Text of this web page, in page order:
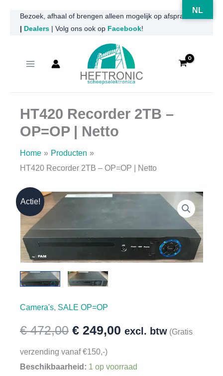
naar
inhoud
Bezoek, afhaal of brengen alleen mogelijk op afspraak
Dealers | Volg ons ook op Facebook!
HT420 Recorder 2TB –
OP=OP | Netto
Home
Producten
HT420 Recorder 2TB – OP=OP | Netto
Actie!
Camera's, SALE OP=OP
€472,00 Oorspronkelijke
prijs
€ 249,00 Huidige
excl. btw (Gratis
verzending vanaf €150,-)
Beschikbaarheid: 1 op voorraad
NL